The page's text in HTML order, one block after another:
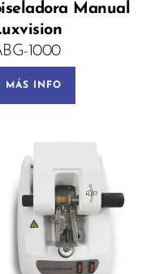
Manual
1000
MÁS INFO
PRE-ORDEN